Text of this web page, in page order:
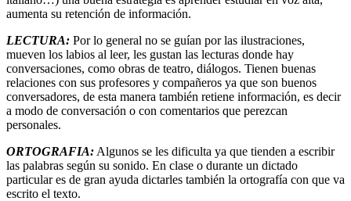
aumenta su retención de información.
LECTURA: Por lo general no se guían por las ilustraciones,
mueven los labios al leer, les gustan las lecturas donde hay
conversaciones, como obras de teatro, diálogos. Tienen buenas
relaciones con sus profesores y compañeros ya que son buenos
conversadores, de esta manera también retiene información, es decir
a modo de conversación o con comentarios que perezcan
personales.
ORTOGRAFIA: Algunos se les dificulta ya que tienden a escribir
las palabras según su sonido. En clase o durante un dictado
particular es de gran ayuda dictarles también la ortografía con que va
escrito el texto.